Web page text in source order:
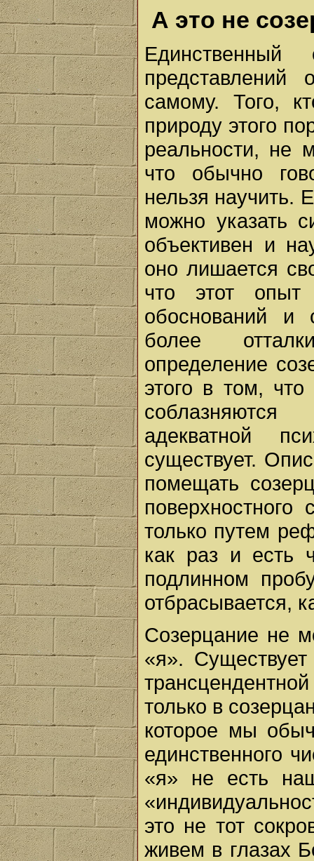
А это не
самому. Того,
природу этого
реальности, не
что обычно
нельзя научить.
можно указать
объективен и
оно лишается
что этот опыт
обоснований и
более
определение
этого в том,
адекватной
существует.
помещать
только путем
как раз и есть
подлинном
отбрасывается,
Созерцание не
«я».
только в
которое мы
единственного
«я» не есть
это не тот
живем в глазах